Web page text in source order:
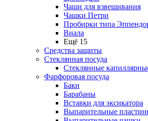
Чаши для взвешивания
Чашки Петри
Пробирки типа
Виала
Ещё 15
Средства защиты
Стеклянная посуда
Стеклянные
Фарфоровая посуда
Баки
Барабаны
Вставки для эксикатора
Выпарительные